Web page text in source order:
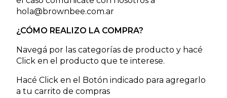
hola@brownbee.com.ar
¿CÓMO REALIZO LA COMPRA?
Navegá por las categorías de producto y hacé
Click en el producto que te interese.
Hacé Click en el Botón indicado para agregarlo
a tu carrito de compras